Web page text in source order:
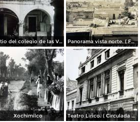
Patio del colegio de las Vizcainas por el fotografo Hugo Brehme. Panorama vista norte. ( Fechada el 20 de Junio de 1905 ).
Xochimilco Teatro Lirico. ( Circulada el 1 de Agosto de 1926 ).